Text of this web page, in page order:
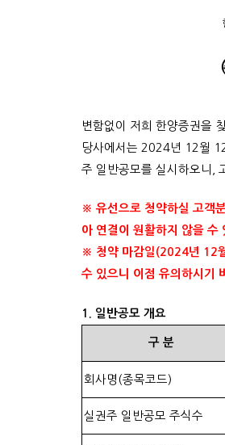
변함없이 저희 한양증권을
당사에서는 2024년 12 월
주 일반공모를 실시하오니
※ 유선으로 청약하실 고객
아 연결이 원활하지 않을 수
※ 청약 마감일 (2024년 12
수 있으니 이점 유의하시기
1. 일반공모 개요
구 분
회사명 (종목코드)
실권주 일반공모 주식수